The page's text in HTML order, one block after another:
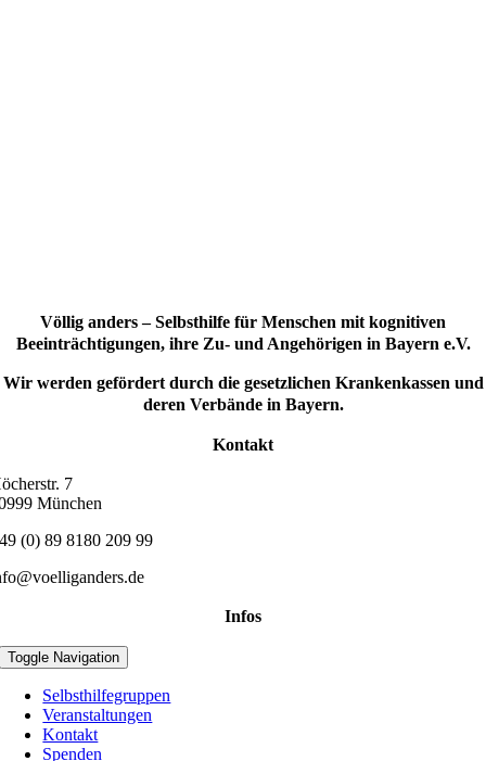
Völlig anders – Selbsthilfe für Menschen mit kognitiven
Beeinträchtigungen, ihre Zu- und Angehörigen in Bayern e.V.
Wir werden gefördert durch die gesetzlichen Krankenkassen und
deren Verbände in Bayern.
Kontakt
7
München
(0) 89 8180 209 99
Infos
Toggle Navigation
Selbsthilfegruppen
Veranstaltungen
Kontakt
Spenden